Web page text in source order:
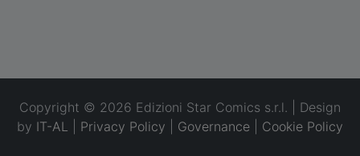
Copyright © 2026 Edizioni Star Comics s.r.l. | Design
by IT-AL Privacy Policy Governance Cookie Policy